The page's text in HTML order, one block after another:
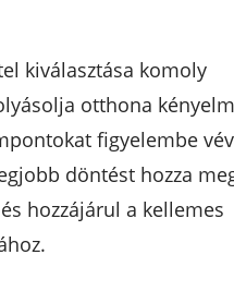
kiválasztása komoly
otthona
figyelembe
döntést hozza
hozzájárul a kellemes